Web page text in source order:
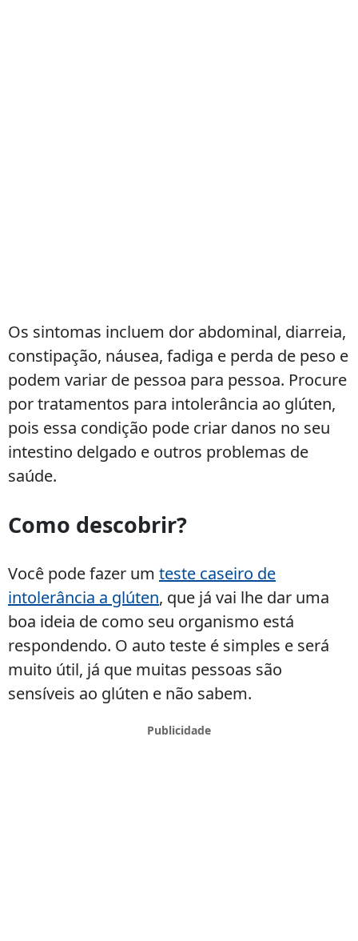
Os sintomas incluem dor abdominal, diarreia,
constipação, náusea, fadiga e perda de peso e
podem variar de pessoa para pessoa. Procure
por tratamentos para intolerância ao glúten,
pois essa condição pode criar danos no seu
intestino delgado e outros problemas de
saúde.
Como descobrir?
Você pode fazer um teste caseiro de
intolerância a glúten, que já vai lhe dar uma
boa ideia de como seu organismo está
respondendo. O auto teste é simples e será
muito útil, já que muitas pessoas são
sensíveis ao glúten e não sabem.